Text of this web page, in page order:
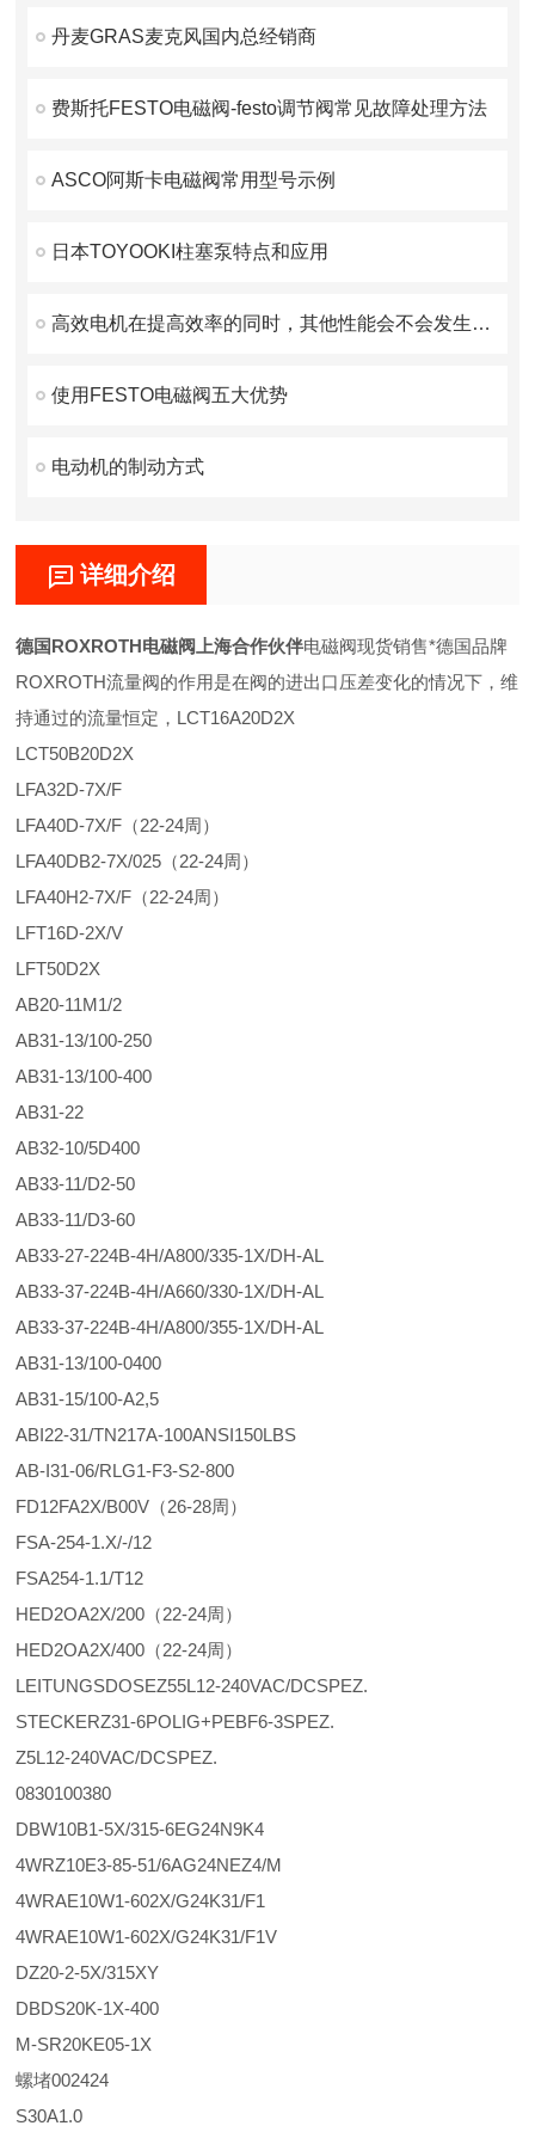
丹麦GRAS麦克风国内总经销商
费斯托FESTO电磁阀-festo调节阀常见故障处理方法
ASCO阿斯卡电磁阀常用型号示例
日本TOYOOKI柱塞泵特点和应用
高效电机在提高效率的同时，其他性能会不会发生劣化？
使用FESTO电磁阀五大优势
电动机的制动方式
详细介绍
德国ROXROTH电磁阀上海合作伙伴电磁阀现货销售*德国品牌
ROXROTH流量阀的作用是在阀的进出口压差变化的情况下，维
持通过的流量恒定，LCT16A20D2X
LCT50B20D2X
LFA32D-7X/F
LFA40D-7X/F（22-24周）
LFA40DB2-7X/025（22-24周）
LFA40H2-7X/F（22-24周）
LFT16D-2X/V
LFT50D2X
AB20-11M1/2
AB31-13/100-250
AB31-13/100-400
AB31-22
AB32-10/5D400
AB33-11/D2-50
AB33-11/D3-60
AB33-27-224B-4H/A800/335-1X/DH-AL
AB33-37-224B-4H/A660/330-1X/DH-AL
AB33-37-224B-4H/A800/355-1X/DH-AL
AB31-13/100-0400
AB31-15/100-A2,5
ABI22-31/TN217A-100ANSI150LBS
AB-I31-06/RLG1-F3-S2-800
FD12FA2X/B00V（26-28周）
FSA-254-1.X/-/12
FSA254-1.1/T12
HED2OA2X/200（22-24周）
HED2OA2X/400（22-24周）
LEITUNGSDOSEZ55L12-240VAC/DCSPEZ.
STECKERZ31-6POLIG+PEBF6-3SPEZ.
Z5L12-240VAC/DCSPEZ.
0830100380
DBW10B1-5X/315-6EG24N9K4
4WRZ10E3-85-51/6AG24NEZ4/M
4WRAE10W1-602X/G24K31/F1
4WRAE10W1-602X/G24K31/F1V
DZ20-2-5X/315XY
DBDS20K-1X-400
M-SR20KE05-1X
螺堵002424
S30A1.0